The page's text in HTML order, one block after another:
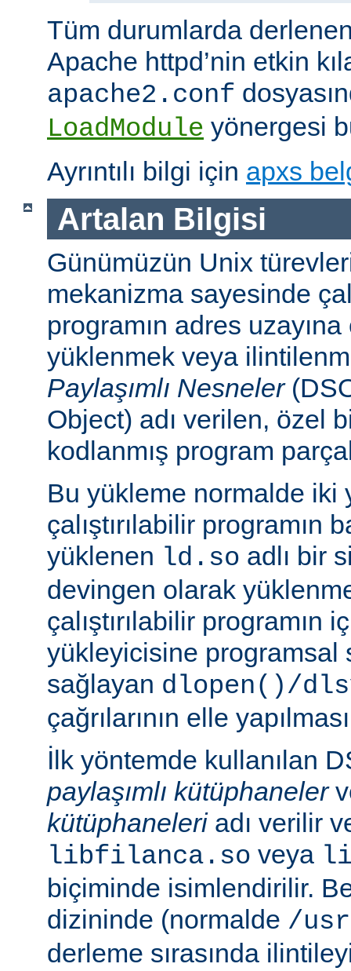
Tüm durumlarda
Apache httpd’nin etkin
apache2.conf
LoadModule yönergesi
Ayrıntılı bilgi için apxs
Artalan Bilgisi
Günümüzün Unix
mekanizma sayesinde
programın adres uzayına
yüklenmek veya
Paylaşımlı Nesneler
Object) adı verilen, özel
kodlanmış program
Bu yükleme normalde iki
çalıştırılabilir programın
yüklenen ld.so adlı bir
devingen olarak
çalıştırılabilir programın
yükleyicisine programsal
sağlayan dlopen()/
çağrılarının elle
İlk yöntemde kullanılan
paylaşımlı kütüphaneler
kütüphaneleriadı verilir
libfilanca.so veya
biçiminde isimlendirilir.
dizininde (normalde /
derleme sırasında